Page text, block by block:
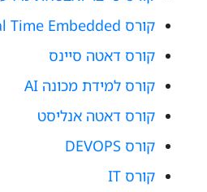
קורס Real Time Embedded
קורס דאטה סיינס
קורס למידת מכונה AI
קורס דאטה אנליסט
קורס DEVOPS
קורס IT